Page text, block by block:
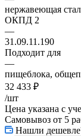
нержавеющая
ОКПД 2
—
31.09.11.190
Подходит для
—
пищеблока,
32 433 ₽
/шт
Цена указана с
Самовывоз от 5
Нашли